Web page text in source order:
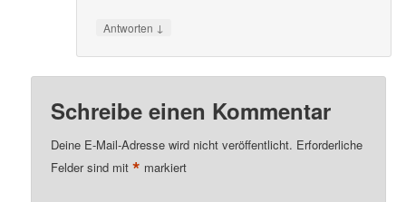
Antworten ↓
Schreibe einen Kommentar
Deine E-Mail-Adresse wird nicht veröffentlicht. Erforderliche
Felder sind mit* markiert